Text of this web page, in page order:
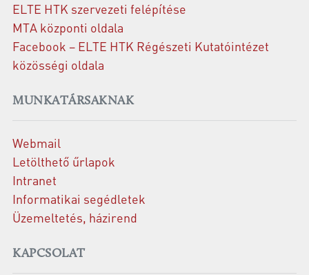
ELTE HTK szervezeti felépítése
MTA központi oldala
Facebook – ELTE HTK Régészeti Kutatóintézet
közösségi oldala
MUNKATÁRSAKNAK
Webmail
Letölthető űrlapok
Intranet
Informatikai segédletek
Üzemeltetés, házirend
KAPCSOLAT